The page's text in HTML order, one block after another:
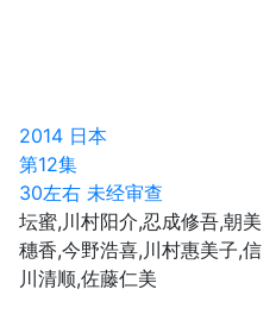
2014 日本
第12集
30左右 未经审查
坛蜜,川村阳介,忍成修吾,朝美
穗香,今野浩喜,川村惠美子,信
川清顺,佐藤仁美